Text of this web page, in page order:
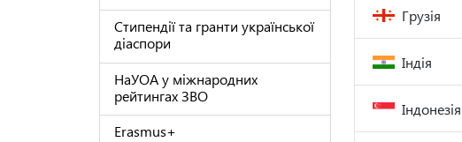
Стипендії та гранти української
діаспори
НаУОА у міжнародних
рейтингах ЗВО
Erasmus+
Грузія
Індія
Індонезія